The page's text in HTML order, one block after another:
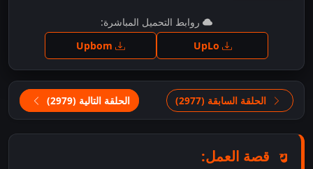
اضغط للمشاهدة
روابط التحميل المباشرة:
الحلقة السابقة (2977) الحلقة التالية (2979)
قصة العمل: